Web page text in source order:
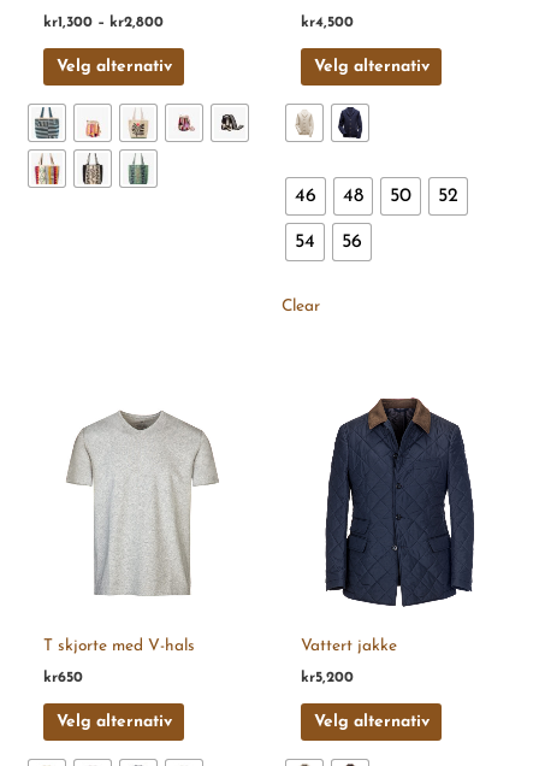
kr1,300 – kr2,800
Velg alternativ
kr4,500
Velg alternativ
46 48 50 52
54 56
Clear
T skjorte med V-hals
kr650
Velg alternativ
produktet
har
flere
varianter.
Alternativene
kan
velges
produktsiden
Vattert jakke
kr5,200
Velg alternativ
produktet
har
flere
varianter.
Alternativene
velges